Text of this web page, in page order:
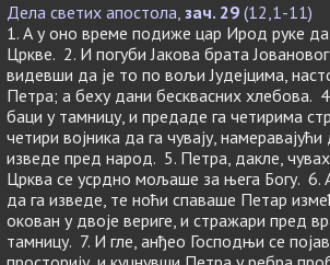
Дела светих апостола, зач. 29 (12,1-11)
1. А у оно време подиже цар Ирод руке
Цркве. 2. И погуби Јакова брата
видевши да је то по вољи Јудејцима,
Петра; а беху дани бесквасних хлебова.
баци у тамницу, и предаде га четирима
четири војника да га чувају,
изведе пред народ. 5. Петра, дакле,
Црква се усрдно мољаше за њега Богу.
да га изведе, те ноћи спаваше Петар
окован у двоје вериге, и стражари пред
тамницу. 7. И гле, анђео Господњи се